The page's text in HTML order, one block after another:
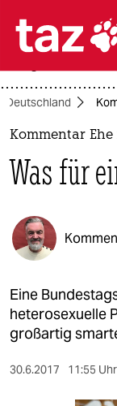

politik
öko
gesellschaft
kultur
sport
berlin
Deutschland
Kommentar
Was für
Eine
heterosexuelle
großartig
30.6.2017 11:55 Uhr